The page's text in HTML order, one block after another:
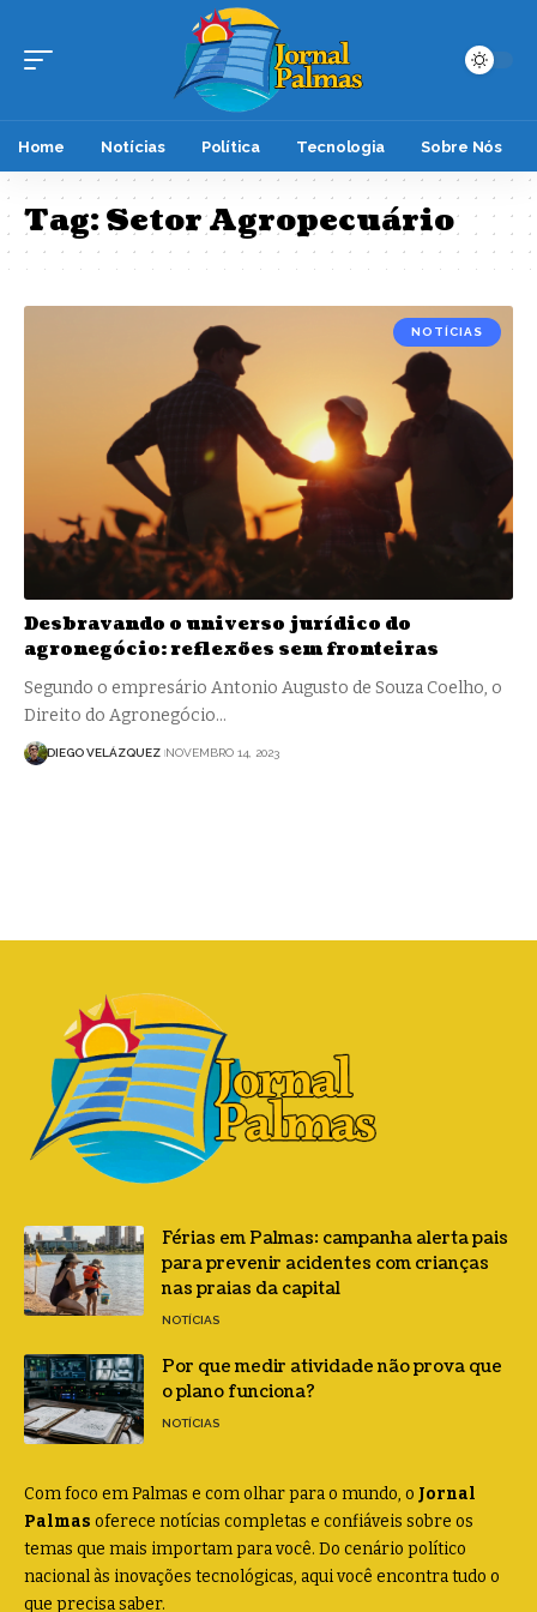
Home Notícias Política Tecnologia Sobre Nós
Tag:Setor Agropecuário
NOTÍCIAS
Desbravando o universo jurídico do
agronegócio: reflexões sem fronteiras
Segundo o empresário Antonio Augusto de Souza Coelho, o
Direito do Agronegócio…
DIEGO VELÁZQUEZ NOVEMBRO 14, 2023
Férias em Palmas: campanha alerta pais
para prevenir acidentes com crianças
nas praias da capital
NOTÍCIAS
Por que medir atividade não prova que
o plano funciona?
NOTÍCIAS
Com foco em Palmas e com olhar para o mundo, o Jornal
Palmas oferece notícias completas e confiáveis sobre os
temas que mais importam para você. Do cenário político
nacional às inovações tecnológicas, aqui você encontra tudo o
que precisa saber.